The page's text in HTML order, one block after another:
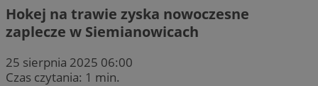
Hokej na trawie zyska nowoczesne
zaplecze w Siemianowicach
25 sierpnia 2025 06:00
Czas czytania: 1 min.